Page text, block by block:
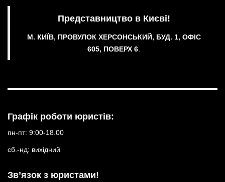
Представництво в Києві!
М. КИЇВ, ПРОВУЛОК ХЕРСОНСЬКИЙ, БУД. 1, ОФІС
605, ПОВЕРХ 6
Графік роботи юристів:
пн-пт: 9:00-18.00
сб.-нд: вихідний
Зв’язок з юристами!